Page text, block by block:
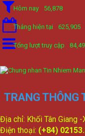
Hôm nay 56,878
Tháng hiện tại 625,905
Tổng lượt truy cập
TRANG THÔNG
Địa chỉ: Khối Tân Giang
Điện thoại: (+84)